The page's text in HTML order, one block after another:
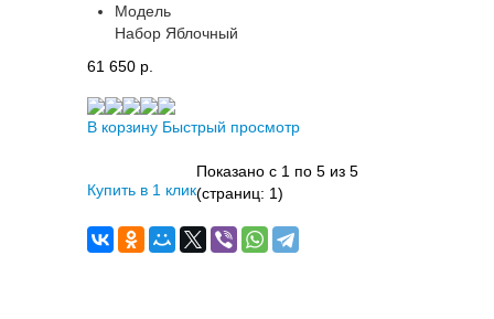
Модель
Набор Яблочный
61 650 p.
В корзину Быстрый просмотр
Купить в 1 клик
Показано с 1 по 5 из 5
(страниц: 1)